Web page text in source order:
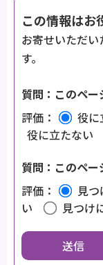
この情報はお
お寄せいただ
す。
質問：このペー
評価：
役に
役に立たない
質問：このペ
評価：
見
い
見つけ